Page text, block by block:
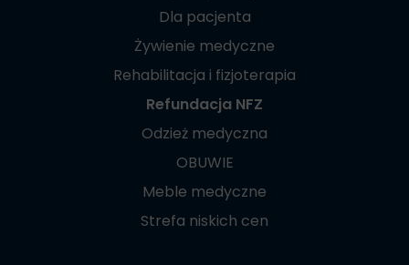
Dla pacjenta
Żywienie medyczne
Rehabilitacja i fizjoterapia
Refundacja NFZ
Odzież medyczna
OBUWIE
Meble medyczne
Strefa niskich cen